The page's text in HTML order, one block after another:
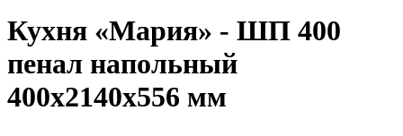
Кухня «Мария» - ШП 400
пенал напольный
400х2140х556 мм